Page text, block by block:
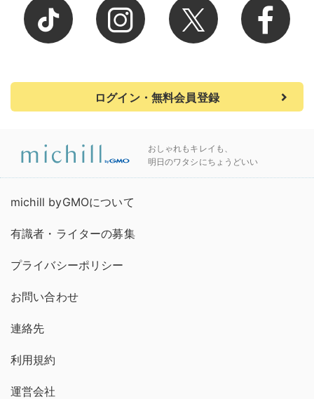
ログイン・無料会員登録
おしゃれもキレイも、
明日のワタシにちょうどいい
michill byGMOについて
有識者・ライターの募集
プライバシーポリシー
お問い合わせ
連絡先
利用規約
運営会社